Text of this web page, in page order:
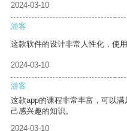
2024-03-10
游客
这款软件的设计非常人性化，使
2024-03-10
游客
这款app的课程非常丰富，可以
己感兴趣的知识。
2024-03-10